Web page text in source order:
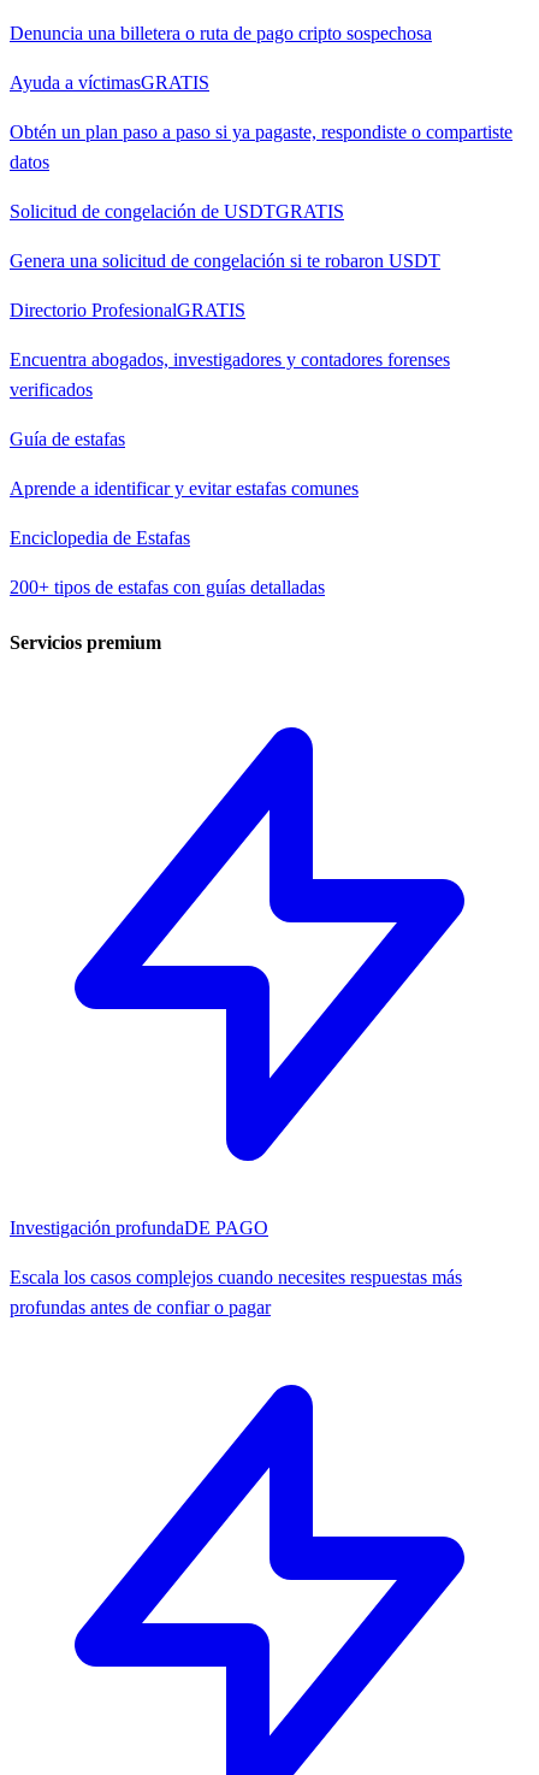
Denuncia una billetera o ruta de pago cripto sospechosa
Ayuda a víctimasGRATIS
Obtén un plan paso a paso si ya pagaste, respondiste o compartiste
datos
Solicitud de congelación de USDTGRATIS
Genera una solicitud de congelación si te robaron USDT
Directorio ProfesionalGRATIS
Encuentra abogados, investigadores y contadores forenses
verificados
Guía de estafas
Aprende a identificar y evitar estafas comunes
Enciclopedia de Estafas
200+ tipos de estafas con guías detalladas
Servicios premium
Investigación profundaDE PAGO
Escala los casos complejos cuando necesites respuestas más
profundas antes de confiar o pagar